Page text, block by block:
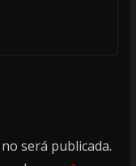
será publicada.